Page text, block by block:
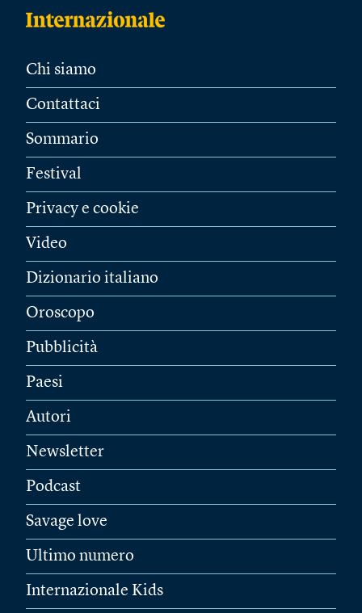
Chi siamo
Contattaci
Sommario
Festival
Privacy e cookie
Video
Dizionario italiano
Oroscopo
Pubblicità
Paesi
Autori
Newsletter
Podcast
Savage love
Ultimo numero
Internazionale Kids